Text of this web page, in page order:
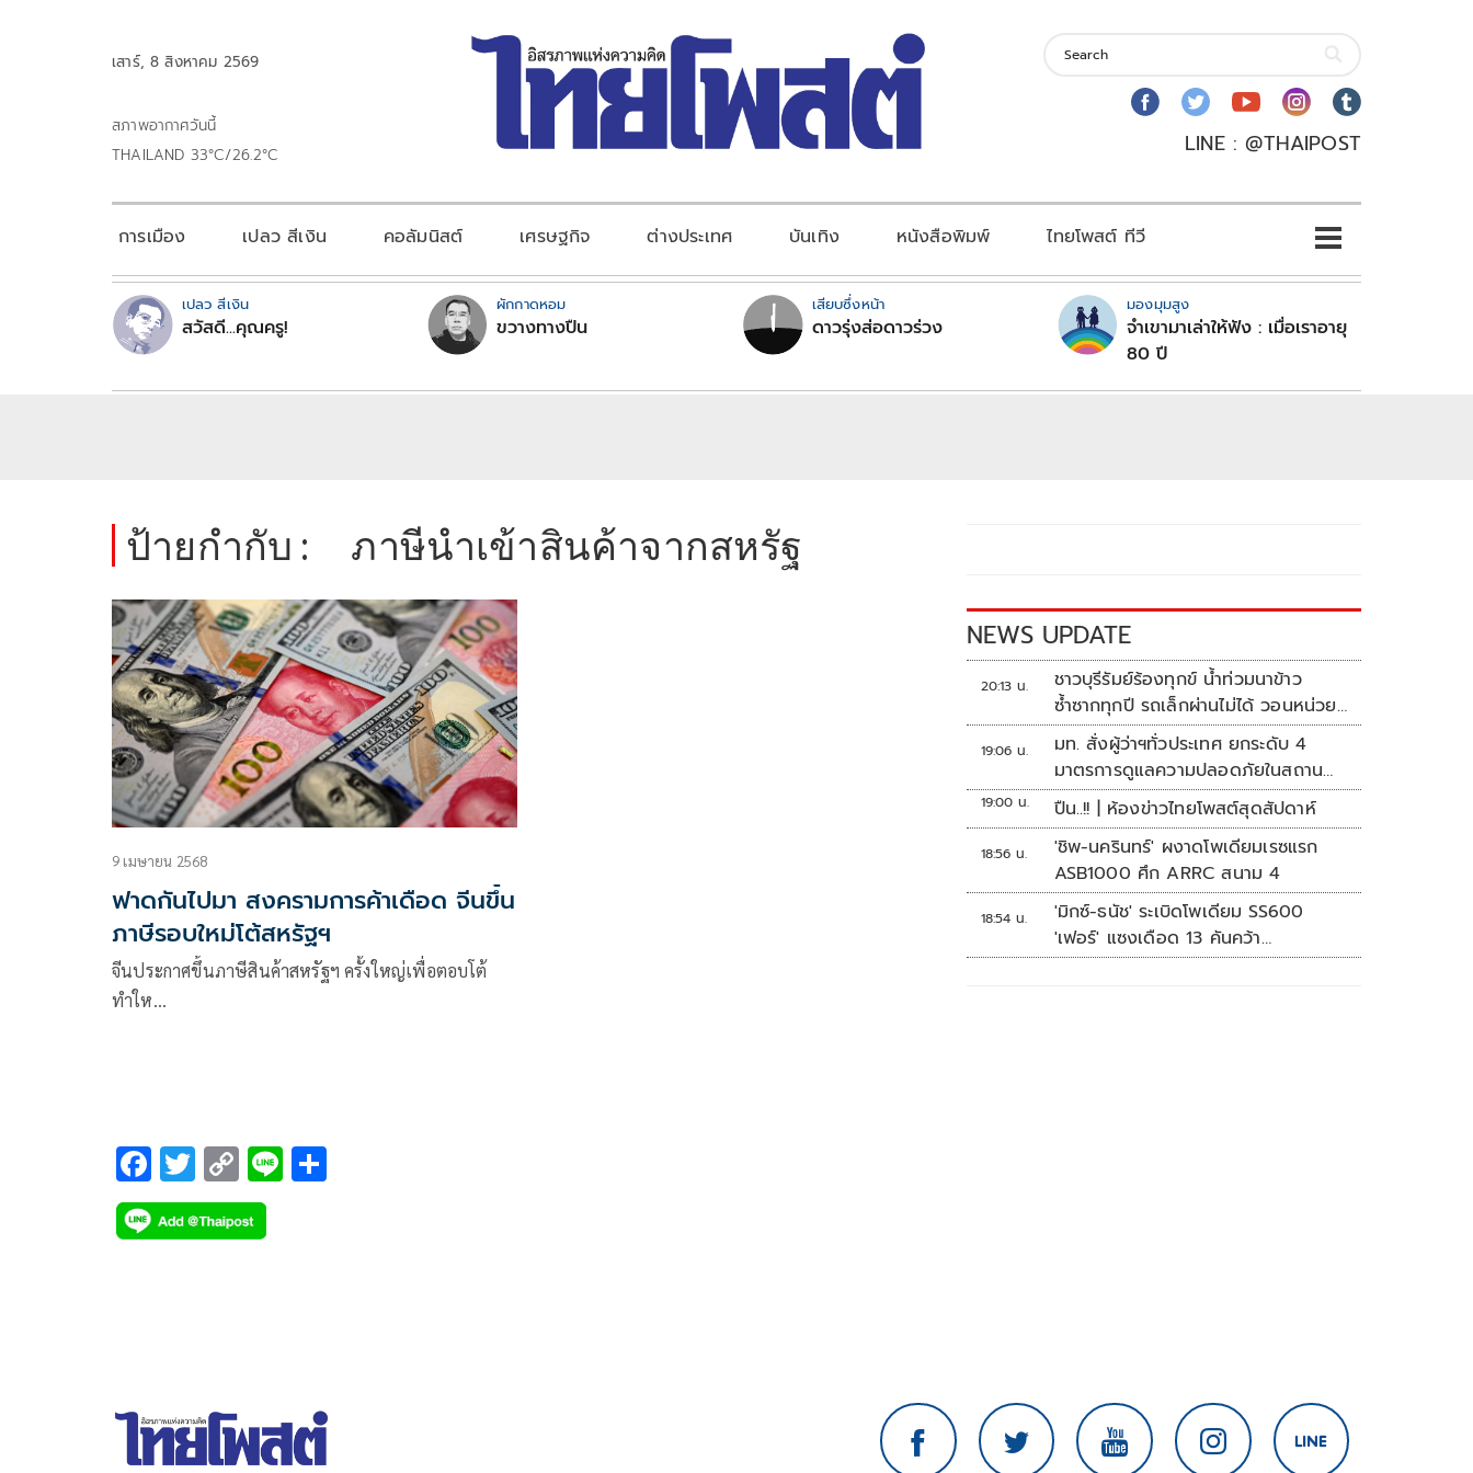
เสาร์, 8 สิงหาคม 2569
สภาพอากาศวันนี้
THAILAND 33°C/26.2°C
LINE : @THAIPOST
การเมือง เปลว สีเงิน คอลัมนิสต์ เศรษฐกิจ ต่างประเทศ บันเทิง หนังสือพิมพ์ ไทยโพสต์ ทีวี
เปลว สีเงิน
สวัสดี...คุณครู!
ผักกาดหอม
ขวางทางปืน
เสียบซึ่งหน้า
ดาวรุ่งส่อดาวร่วง
มองมุมสูง
จำเขามาเล่าให้ฟัง : เมื่อเราอายุ
80 ปี
ป้ายกำกับ : ภาษีนำเข้าสินค้าจากสหรัฐ
9 เมษายน 2568
ฟาดกันไปมา สงครามการค้าเดือด จีนขึ้น
ภาษีรอบใหม่โต้สหรัฐฯ
จีนประกาศขึ้นภาษีสินค้าสหรัฐฯ ครั้งใหญ่เพื่อตอบโต้
ทำให…
F
ac
e
T
wi
tt
C
o
p
Li
NEWS UPDATE
20:13 น.
ชาวบุรีรัมย์ร้องทุกข์ น้ำท่วมนาข้าว
ซ้ำซากทุกปี รถเล็กผ่านไม่ได้ วอนหน่วย
งานเร่งแก้ไข
19:06 น.
มท. สั่งผู้ว่าฯทั่วประเทศ ยกระดับ 4
มาตรการดูแลความปลอดภัยในสถาน
ศึกษา
19:00 น. ปืน..!! | ห้องข่าวไทยโพสต์สุดสัปดาห์
18:56 น.
'ชิพ-นครินทร์' ผงาดโพเดียมเรซแรก
ASB1000 ศึก ARRC สนาม 4
18:54 น.
'มิกซ์-ธนัช' ระเบิดโพเดียม SS600
'เฟอร์' แซงเดือด 13 คันคว้า
แต้ม ศึก ARRC สนาม 4